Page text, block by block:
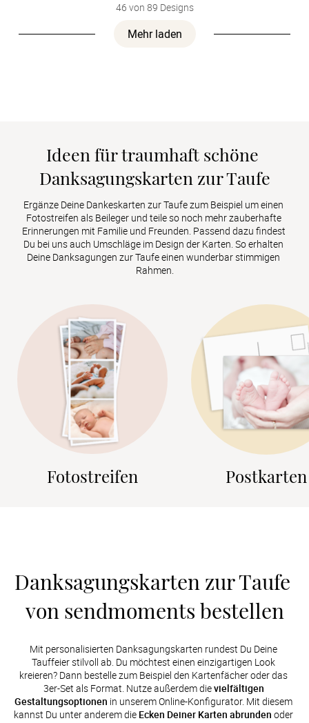
46 von 89 Designs
Mehr laden
Ideen für traumhaft schöne
Danksagungskarten zur Taufe
Ergänze Deine Dankeskarten zur Taufe zum Beispiel um einen
Fotostreifen als Beileger und teile so noch mehr zauberhafte
Erinnerungen mit Familie und Freunden. Passend dazu findest
Du bei uns auch Umschläge im Design der Karten. So erhalten
Deine Danksagungen zur Taufe einen wunderbar stimmigen
Rahmen.
Fotostreifen Postkarten
Danksagungskarten zur Taufe
von sendmoments bestellen
Mit personalisierten Danksagungskarten rundest Du Deine
Tauffeier stilvoll ab. Du möchtest einen einzigartigen Look
kreieren? Dann bestelle zum Beispiel den Kartenfächer oder das
3er-Set als Format. Nutze außerdem die vielfältigen
Gestaltungsoptionen in unserem Online-Konfigurator. Mit diesem
kannst Du unter anderem die Ecken Deiner Karten abrunden oder